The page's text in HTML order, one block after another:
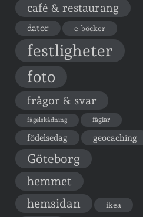
café & restaurang
dator e-böcker
festligheter
foto
frågor & svar
fågelskådning fåglar
födelsedag geocaching
Göteborg
hemmet
hemsidan
ikea